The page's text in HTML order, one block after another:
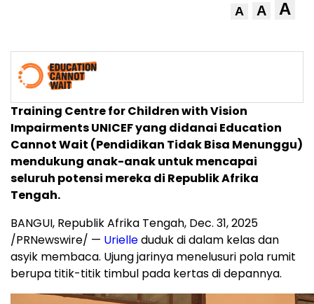
A A A
Training Centre for Children with Vision
Impairments UNICEF yang didanai Education
Cannot Wait (Pendidikan Tidak Bisa Menunggu)
mendukung anak-anak untuk mencapai
seluruh potensi mereka di Republik Afrika
Tengah.
BANGUI, Republik Afrika Tengah, Dec. 31, 2025
/PRNewswire/ — Urielleduduk di dalam kelas dan
asyik membaca. Ujung jarinya menelusuri pola rumit
berupa titik-titik timbul pada kertas di depannya.